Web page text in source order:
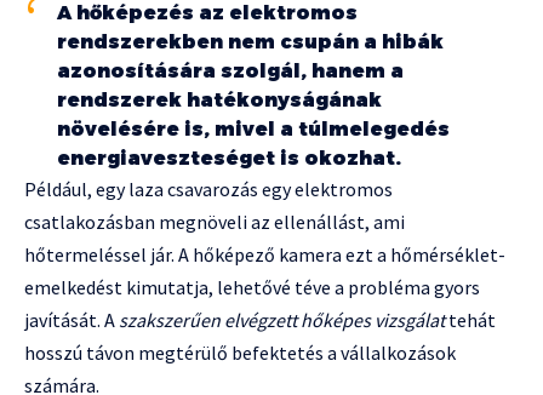
A hőképezés az elektromos
rendszerekben nem csupán a hibák
azonosítására szolgál, hanem a
rendszerek hatékonyságának
növelésére is, mivel a túlmelegedés
energiaveszteséget is okozhat.
Például, egy laza csavarozás egy elektromos
csatlakozásban megnöveli az ellenállást, ami
hőtermeléssel jár. A hőképező kamera ezt a hőmérséklet-
emelkedést kimutatja, lehetővé téve a probléma gyors
javítását. A szakszerűen elvégzett hőképes vizsgálattehát
hosszú távon megtérülő befektetés a vállalkozások
számára.